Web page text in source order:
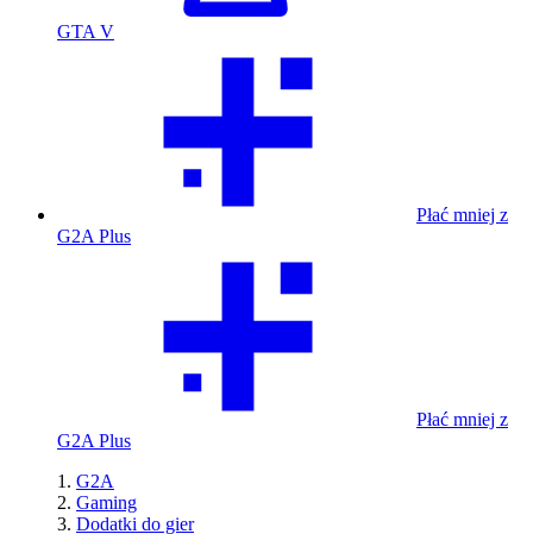
GTA V
Płać mniej z
G2A Plus
Płać mniej z
G2A Plus
G2A
Gaming
Dodatki do gier